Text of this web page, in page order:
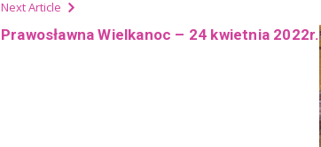
Next Article
Prawosławna Wielkanoc – 24 kwietnia 2022r.